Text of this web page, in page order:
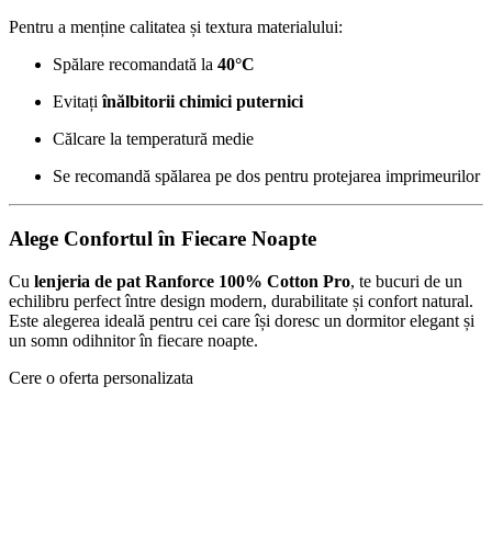
Pentru a menține calitatea și textura materialului:
Spălare recomandată la 40°C
Evitațiînălbitorii chimici puternici
Călcare la temperatură medie
Se recomandă spălarea pe dos pentru protejarea imprimeurilor
Alege Confortul în Fiecare Noapte
Cu lenjeria de pat Ranforce 100% Cotton Pro, te bucuri de un
echilibru perfect între design modern, durabilitate și confort natural.
Este alegerea ideală pentru cei care își doresc un dormitor elegant și
un somn odihnitor în fiecare noapte.
Cere o oferta personalizata